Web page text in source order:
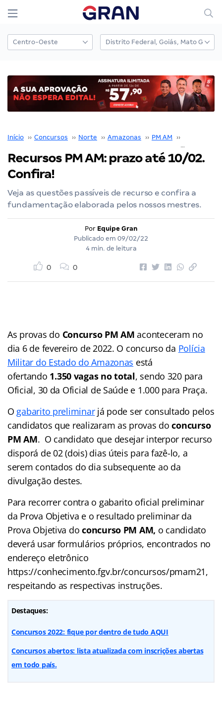
Início ›› Concursos ›› Norte ›› Amazonas ›› PM AM ››
Recursos PM AM: prazo até 10/02.
Confira!
Veja as questões passíveis de recurso e confira a
fundamentação elaborada pelos nossos mestres.
Por Equipe Gran
Publicado em 09/02/22
4 min. de leitura
0 0
As provas do Concurso PM AM aconteceram no
dia 6 de fevereiro de 2022. O concurso da Polícia
Militar do Estado do Amazonas está
ofertando 1.350 vagas no total, sendo 320 para
Oficial, 30 da Oficial de Saúde e 1.000 para Praça.
O gabarito preliminarjá pode ser consultado pelos
candidatos que realizaram as provas doconcurso
PM AM. O candidato que desejar interpor recurso
disporá de 02 (dois) dias úteis para fazê-lo, a
serem contados do dia subsequente ao da
divulgação destes.
Para recorrer contra o gabarito oficial preliminar
da Prova Objetiva e o resultado preliminar da
Prova Objetiva doconcurso PM AM, o candidato
deverá usar formulários próprios, encontrados no
endereço eletrônico
https://conhecimento.fgv.br/concursos/pmam21,
respeitando as respectivas instruções.
Destaques:
Concursos 2022: fique por dentro de tudo AQUI
Concursos abertos: lista atualizada com inscrições abertas
em todo país.